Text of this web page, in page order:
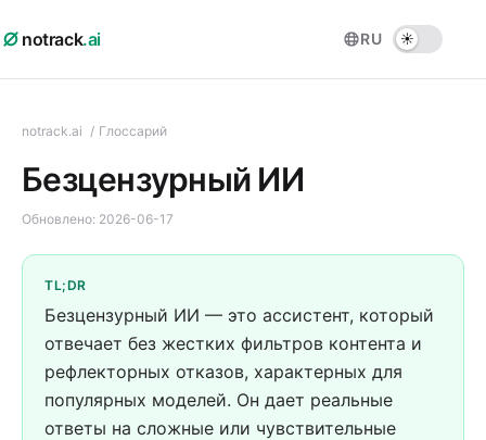
notrack.ai RU
notrack.ai / Глоссарий
Безцензурный ИИ
Обновлено: 2026-06-17
TL;DR
Безцензурный ИИ — это ассистент, который
отвечает без жестких фильтров контента и
рефлекторных отказов, характерных для
популярных моделей. Он дает реальные
ответы на сложные или чувствительные